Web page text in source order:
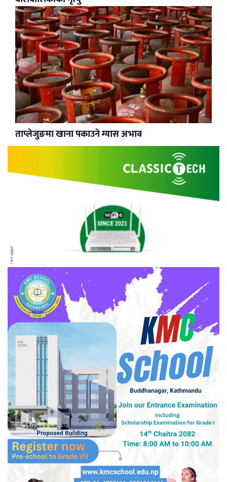
ताप्लेजुङमा खाना पकाउने ग्यास अभाव